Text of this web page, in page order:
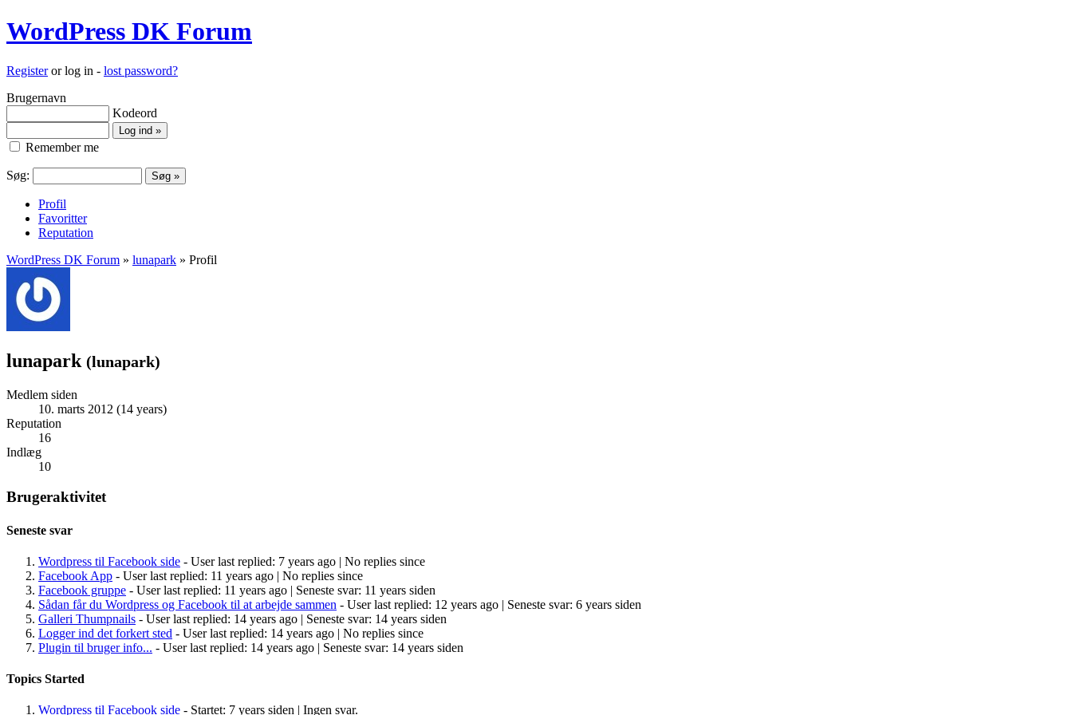
WordPress DK Forum
Registeror log in - lost password?
Brugernavn
Kodeord
Remember me
Søg:
Profil
Favoritter
Reputation
WordPress DK Forum » lunapark » Profil
lunapark (lunapark)
Medlem siden
10. marts 2012 (14 years)
Reputation
16
Indlæg
10
Brugeraktivitet
Seneste svar
Wordpress til Facebook side - User last replied: 7 years ago | No replies since
Facebook App - User last replied: 11 years ago | No replies since
Facebook gruppe - User last replied: 11 years ago | Seneste svar: 11 years siden
Sådan får du Wordpress og Facebook til at arbejde sammen - User last replied: 12 years ago | Seneste svar: 6 years siden
Galleri Thumpnails - User last replied: 14 years ago | Seneste svar: 14 years siden
Logger ind det forkert sted - User last replied: 14 years ago | No replies since
Plugin til bruger info... - User last replied: 14 years ago | Seneste svar: 14 years siden
Topics Started
Wordpress til Facebook side - Startet: 7 years siden | Ingen svar.